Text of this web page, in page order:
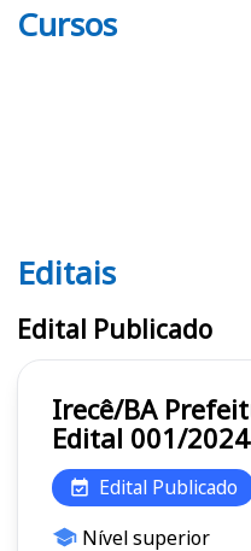
Cursos
Editais
Editais
Edital Publicado
Irecê/BA Prefeitura Municipal -
Edital 001/2024
Edital Publicado
Nível superior